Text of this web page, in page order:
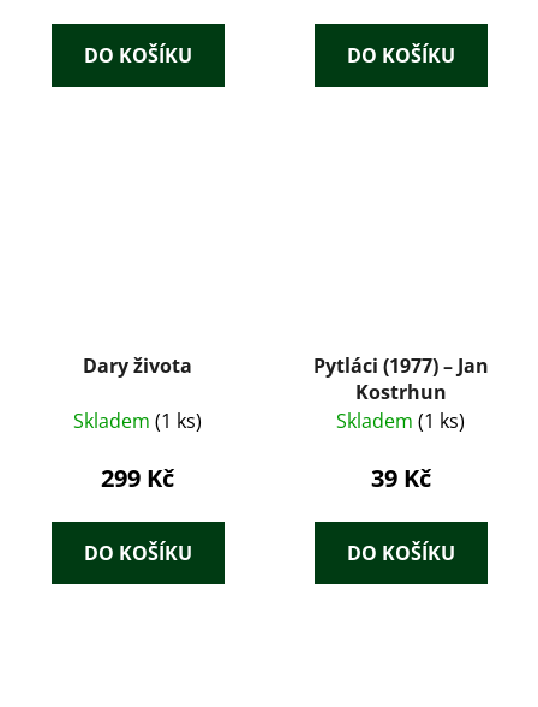
DO KOŠÍKU DO KOŠÍKU
Dary života
Skladem (1 ks)
299 Kč
DO KOŠÍKU
Pytláci (1977) – Jan
Kostrhun
Skladem (1 ks)
39 Kč
DO KOŠÍKU